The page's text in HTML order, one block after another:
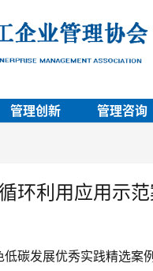
管理创新 管理咨询
环利用应用示
碳发展优秀实践精选案